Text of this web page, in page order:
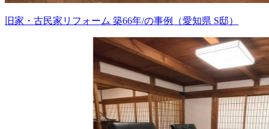
旧家・古民家リフォーム 築66年/の事例（愛知県 S邸）